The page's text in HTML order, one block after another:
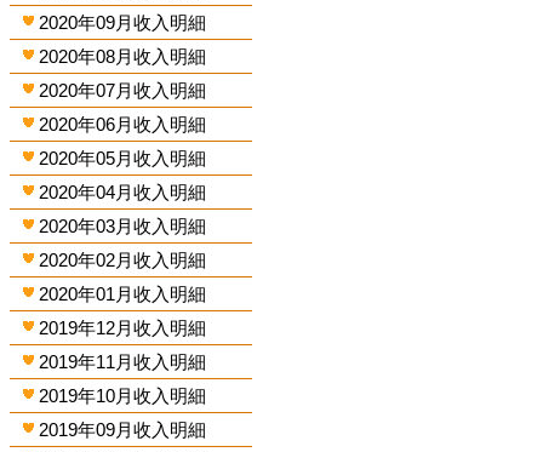
2020年09月收入明細
2020年08月收入明細
2020年07月收入明細
2020年06月收入明細
2020年05月收入明細
2020年04月收入明細
2020年03月收入明細
2020年02月收入明細
2020年01月收入明細
2019年12月收入明細
2019年11月收入明細
2019年10月收入明細
2019年09月收入明細